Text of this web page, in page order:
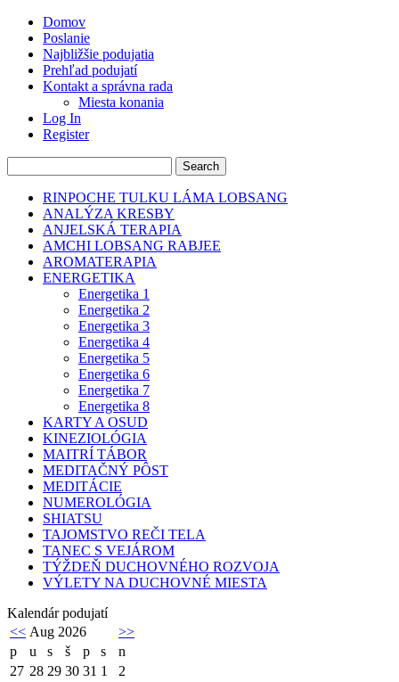
Domov
Poslanie
Najbližšie podujatia
Prehľad podujatí
Kontakt a správna rada
Miesta konania
Log In
Register
RINPOCHE TULKU LÁMA LOBSANG
ANALÝZA KRESBY
ANJELSKÁ TERAPIA
AMCHI LOBSANG RABJEE
AROMATERAPIA
ENERGETIKA
Energetika 1
Energetika 2
Energetika 3
Energetika 4
Energetika 5
Energetika 6
Energetika 7
Energetika 8
KARTY A OSUD
KINEZIOLÓGIA
MAITRÍ TÁBOR
MEDITAČNÝ PÔST
MEDITÁCIE
NUMEROLÓGIA
SHIATSU
TAJOMSTVO REČI TELA
TANEC S VEJÁROM
TÝŽDEŇ DUCHOVNÉHO ROZVOJA
VÝLETY NA DUCHOVNÉ MIESTA
Kalendár podujatí
<< Aug 2026
>>
p
u s š p s
n
27 28 29 30 31 1
2